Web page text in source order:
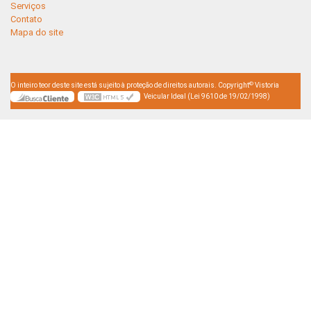
Serviços
Contato
Mapa do site
O inteiro teor deste site está sujeito à proteção de direitos autorais. Copyright© Vistoria
Veicular Ideal (Lei 9610 de 19/02/1998)